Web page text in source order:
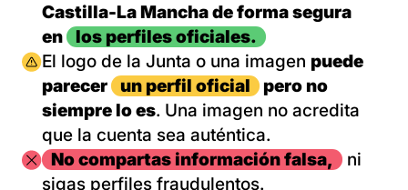
Castilla-La Mancha de forma segura
en
los perfiles oficiales.
Imagen
El logo de la Junta o una imagen puede
parecer
un perfil oficial
pero no
siempre lo es. Una imagen no acredita
que la cuenta sea auténtica.
ImagenNo compartas información falsa,
ni
sigas perfiles fraudulentos.